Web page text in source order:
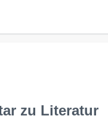
zu Literatur